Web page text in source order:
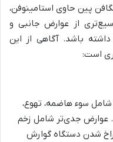
پین حاوی استامینوفن،
از عوارض جانبی و
موارد احتیاطی نسبت به مگافن 500 داشته باشد. آگاهی از این
است:
سوء هاضمه، تهوع،
عوارض جدی‌تر شامل زخم
شدن دستگاه گوارش